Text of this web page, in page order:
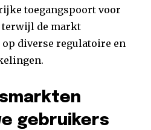
toegangspoort voor
de markt
diverse regulatoire en
gebruikers